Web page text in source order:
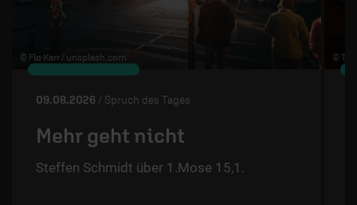
© Flo Karr / unsplash.com
09.08.2026 / Spruch des Tages
Mehr geht nicht
Steffen Schmidt über 1.Mose 15,1.
©